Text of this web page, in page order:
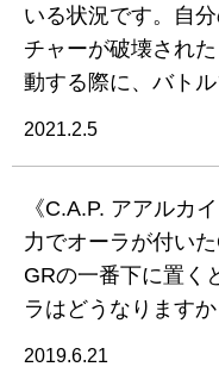
いる状況です。自
チャーが破壊され
動する際に、バト
2021.2.5
《C.A.P. アアルカ
力でオーラが付い
GRの一番下に置く
ラはどうなりますか
2019.6.21